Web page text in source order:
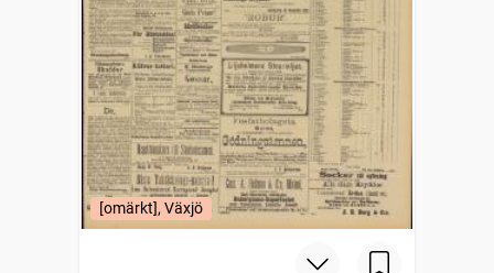
[omärkt], Växjö